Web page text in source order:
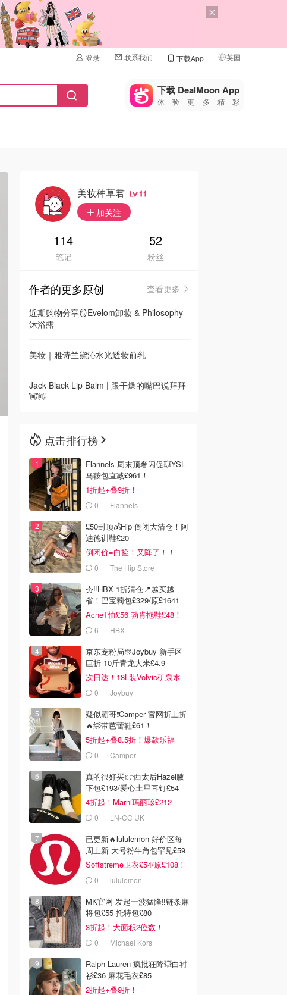
登录 联系我们 下载App 英国
🇺🇸
🇨🇳 中国
🇦🇺
🇳🇿新西兰
下载 DealMoon App
体验更多精彩
美妆种草君 11
加关注
114
笔记
52
粉丝
作者的更多原创
查看更多
近期购物分享🪞Evelom卸妆 & Philosophy
沐浴露
美妆｜雅诗兰黛沁水光透妆前乳
Jack Black Lip Balm | 跟干燥的嘴巴说拜拜
👋👋
点击排行榜
Flannels 周末顶奢闪促💥YSL
马鞍包直减£961！
1折起+叠9折！
0 Flannels
£50封顶💰Hip 倒闭大清仓！阿
迪德训鞋£20
倒闭价=白捡！又降了！！
0 The Hip Store
夯‼️HBX 1折清仓📍越买越
省！巴宝莉包£329/原£1641
AcneT恤£56 勃肯拖鞋£48！
6 HBX
京东宠粉局🎊Joybuy 新手区
巨折 10斤青龙大米£4.9
次日达！18L装Volvic矿泉水
£110 Joybuy
疑似霸哥❗️Camper 官网折上折
🔥绑带芭蕾鞋£61！
5折起+叠8.5折！爆款乐福
£68！
0 Camper
真的很好买👉西太后Hazel腋
下包£193/爱心土星耳钉£54
4折起！Marni玛丽珍£212
0 LN-CC UK
已更新🔥lululemon 好价区每
周上新 大号粉牛角包罕见£59
Softstreme卫衣£54/原£108！
0 lululemon
MK官网 发起一波猛降‼️链条麻
将包£55 托特包£80
3折起！大面积2位数！
0 Michael Kors
Ralph Lauren 疯批狂降💥白衬
衫£36 麻花毛衣£85
2折起+叠9折！